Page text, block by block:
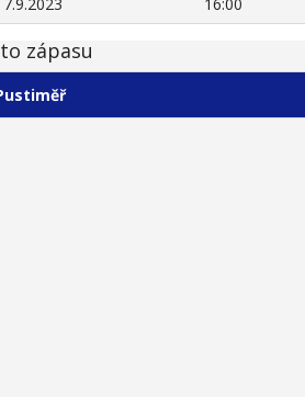
zápasu